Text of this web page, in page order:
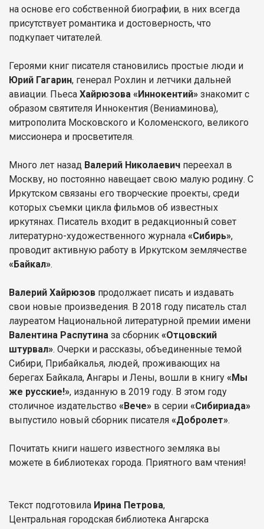
на основе его собственной биографии, в них всегда
присутствует романтика и достоверность, что
подкупает читателей.
Героями книг писателя становились простые люди и
Юрий Гагарин, генерал Рохлин и летчики дальней
авиации. Пьеса Хайрюзова «Иннокентий» знакомит с
образом святителя Иннокентия (Вениаминова),
митрополита Московского и Коломенского, великого
миссионера и просветителя.
Много лет назад Валерий Николаевич переехал в
Москву, но постоянно навещает свою малую родину. С
Иркутском связаны его творческие проекты, среди
которых съемки цикла фильмов об известных
иркутянах. Писатель входит в редакционный совет
литературно-художественного журнала «Сибирь»,
проводит активную работу в Иркутском землячестве
«Байкал».
Валерий Хайрюзов продолжает писать и издавать
свои новые произведения. В 2018 году писатель стал
лауреатом Национальной литературной премии имени
Валентина Распутина за сборник «Отцовский
штурвал». Очерки и рассказы, объединенные темой
Сибири, Прибайкалья, людей, проживающих на
берегах Байкала, Ангары и Лены, вошли в книгу «Мы
же русские!», изданную в 2019 году. В этом году
столичное издательство «Вече» в серии «Сибириада»
выпустило новый сборник писателя «Добролет».
Почитать книги нашего известного земляка вы
можете в библиотеках города. Приятного вам чтения!
Текст подготовила Ирина Петрова,
Центральная городская библиотека Ангарска